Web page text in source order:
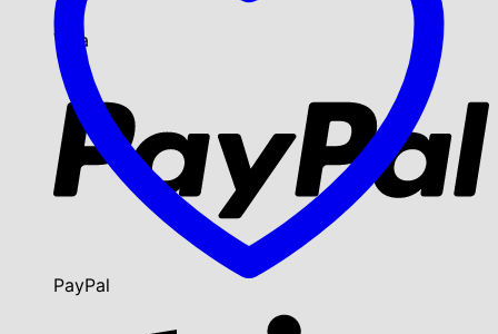
Visa
PayPal